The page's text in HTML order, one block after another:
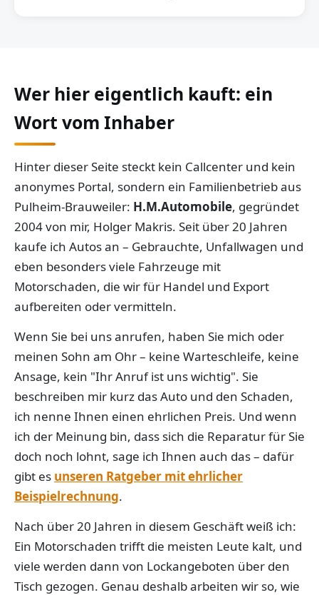
Wer hier eigentlich kauft: ein
Wort vom Inhaber
Hinter dieser Seite steckt kein Callcenter und kein
anonymes Portal, sondern ein Familienbetrieb aus
Pulheim-Brauweiler: H.M.Automobile, gegründet
2004 von mir, Holger Makris. Seit über 20 Jahren
kaufe ich Autos an – Gebrauchte, Unfallwagen und
eben besonders viele Fahrzeuge mit
Motorschaden, die wir für Handel und Export
aufbereiten oder vermitteln.
Wenn Sie bei uns anrufen, haben Sie mich oder
meinen Sohn am Ohr – keine Warteschleife, keine
Ansage, kein "Ihr Anruf ist uns wichtig". Sie
beschreiben mir kurz das Auto und den Schaden,
ich nenne Ihnen einen ehrlichen Preis. Und wenn
ich der Meinung bin, dass sich die Reparatur für Sie
doch noch lohnt, sage ich Ihnen auch das – dafür
gibt es unseren Ratgeber mit ehrlicher
Beispielrechnung.
Nach über 20 Jahren in diesem Geschäft weiß ich:
Ein Motorschaden trifft die meisten Leute kalt, und
viele werden dann von Lockangeboten über den
Tisch gezogen. Genau deshalb arbeiten wir so, wie